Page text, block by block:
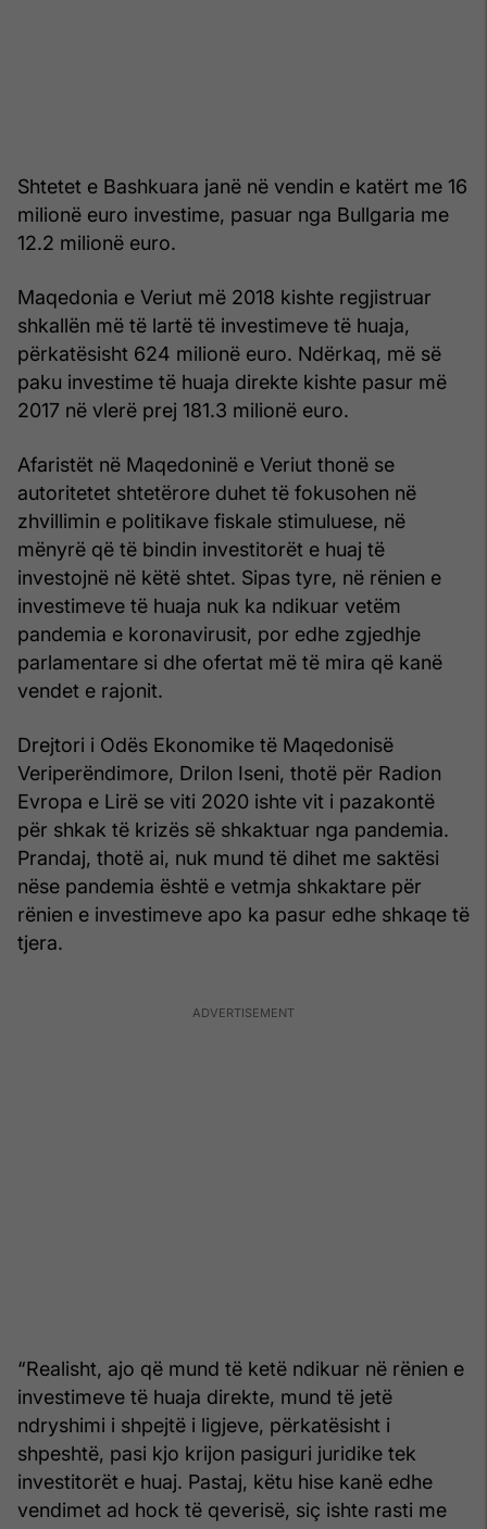
Shtetet e Bashkuara janë në vendin e katërt me 16
milionë euro investime, pasuar nga Bullgaria me
12.2 milionë euro.
Maqedonia e Veriut më 2018 kishte regjistruar
shkallën më të lartë të investimeve të huaja,
përkatësisht 624 milionë euro. Ndërkaq, më së
paku investime të huaja direkte kishte pasur më
2017 në vlerë prej 181.3 milionë euro.
Afaristët në Maqedoninë e Veriut thonë se
autoritetet shtetërore duhet të fokusohen në
zhvillimin e politikave fiskale stimuluese, në
mënyrë që të bindin investitorët e huaj të
investojnë në këtë shtet. Sipas tyre, në rënien e
investimeve të huaja nuk ka ndikuar vetëm
pandemia e koronavirusit, por edhe zgjedhje
parlamentare si dhe ofertat më të mira që kanë
vendet e rajonit.
Drejtori i Odës Ekonomike të Maqedonisë
Veriperëndimore, Drilon Iseni, thotë për Radion
Evropa e Lirë se viti 2020 ishte vit i pazakontë
për shkak të krizës së shkaktuar nga pandemia.
Prandaj, thotë ai, nuk mund të dihet me saktësi
nëse pandemia është e vetmja shkaktare për
rënien e investimeve apo ka pasur edhe shkaqe të
tjera.
“Realisht, ajo që mund të ketë ndikuar në rënien e
investimeve të huaja direkte, mund të jetë
ndryshimi i shpejtë i ligjeve, përkatësisht i
shpeshtë, pasi kjo krijon pasiguri juridike tek
investitorët e huaj. Pastaj, këtu hise kanë edhe
vendimet ad hock të qeverisë, siç ishte rasti me